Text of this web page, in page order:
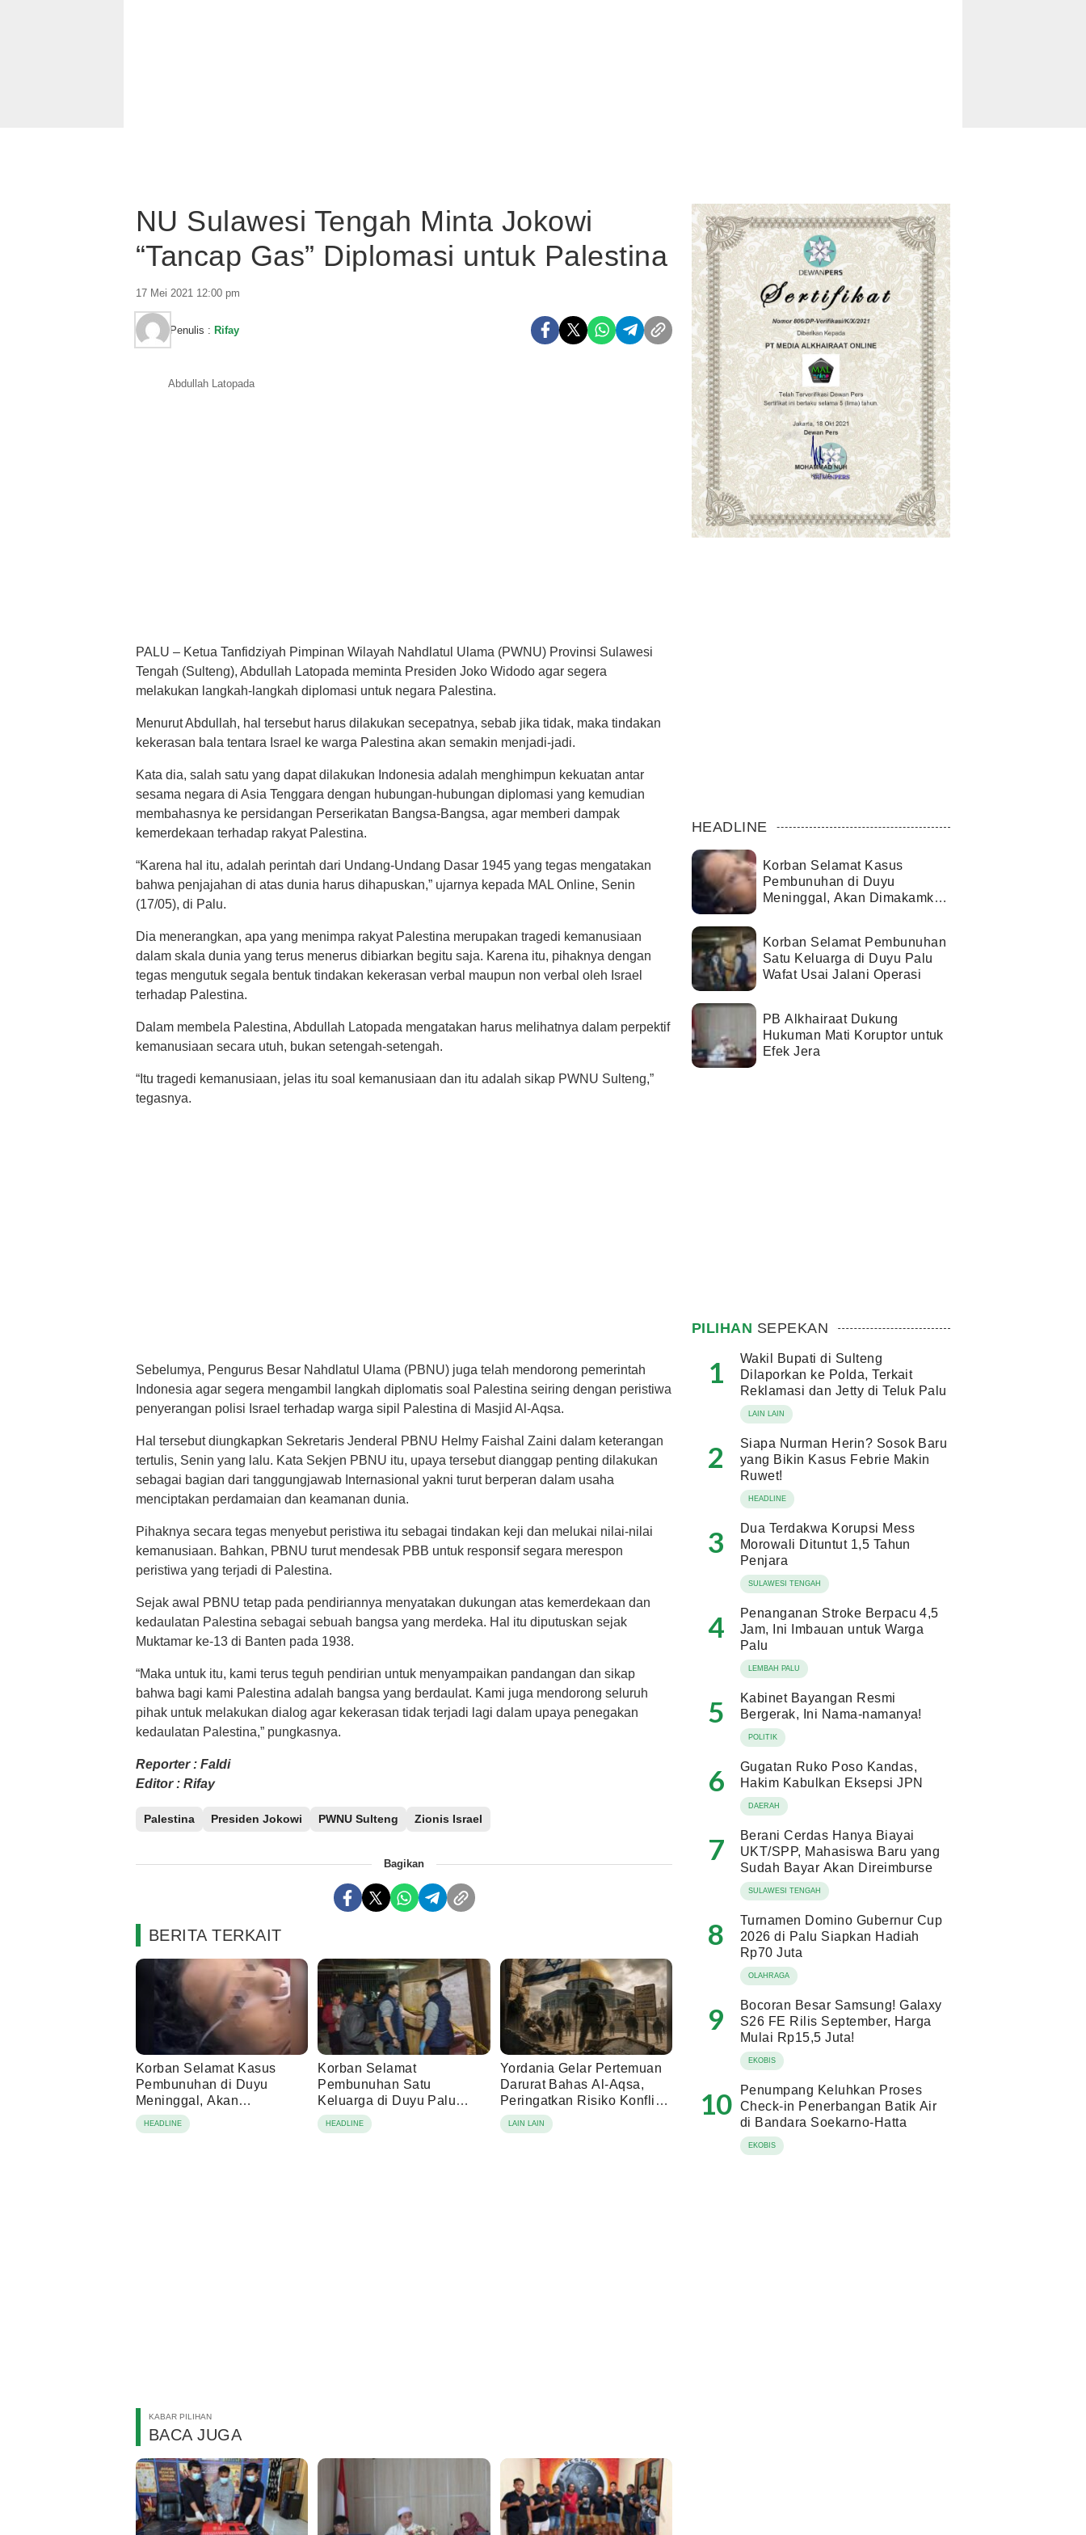
NU Sulawesi Tengah Minta Jokowi
“Tancap Gas” Diplomasi untuk Palestina
17 Mei 2021 12:00 pm
Penulis : Rifay
Abdullah Latopada
PALU – Ketua Tanfidziyah Pimpinan Wilayah Nahdlatul Ulama (PWNU) Provinsi Sulawesi
Tengah (Sulteng), Abdullah Latopada meminta Presiden Joko Widodo agar segera
melakukan langkah-langkah diplomasi untuk negara Palestina.
Menurut Abdullah, hal tersebut harus dilakukan secepatnya, sebab jika tidak, maka tindakan
kekerasan bala tentara Israel ke warga Palestina akan semakin menjadi-jadi.
Kata dia, salah satu yang dapat dilakukan Indonesia adalah menghimpun kekuatan antar
sesama negara di Asia Tenggara dengan hubungan-hubungan diplomasi yang kemudian
membahasnya ke persidangan Perserikatan Bangsa-Bangsa, agar memberi dampak
kemerdekaan terhadap rakyat Palestina.
“Karena hal itu, adalah perintah dari Undang-Undang Dasar 1945 yang tegas mengatakan
bahwa penjajahan di atas dunia harus dihapuskan,” ujarnya kepada MAL Online, Senin
(17/05), di Palu.
Dia menerangkan, apa yang menimpa rakyat Palestina merupakan tragedi kemanusiaan
dalam skala dunia yang terus menerus dibiarkan begitu saja. Karena itu, pihaknya dengan
tegas mengutuk segala bentuk tindakan kekerasan verbal maupun non verbal oleh Israel
terhadap Palestina.
Dalam membela Palestina, Abdullah Latopada mengatakan harus melihatnya dalam perpektif
kemanusiaan secara utuh, bukan setengah-setengah.
“Itu tragedi kemanusiaan, jelas itu soal kemanusiaan dan itu adalah sikap PWNU Sulteng,”
tegasnya.
Sebelumya, Pengurus Besar Nahdlatul Ulama (PBNU) juga telah mendorong pemerintah
Indonesia agar segera mengambil langkah diplomatis soal Palestina seiring dengan peristiwa
penyerangan polisi Israel terhadap warga sipil Palestina di Masjid Al-Aqsa.
Hal tersebut diungkapkan Sekretaris Jenderal PBNU Helmy Faishal Zaini dalam keterangan
tertulis, Senin yang lalu. Kata Sekjen PBNU itu, upaya tersebut dianggap penting dilakukan
sebagai bagian dari tanggungjawab Internasional yakni turut berperan dalam usaha
menciptakan perdamaian dan keamanan dunia.
Pihaknya secara tegas menyebut peristiwa itu sebagai tindakan keji dan melukai nilai-nilai
kemanusiaan. Bahkan, PBNU turut mendesak PBB untuk responsif segara merespon
peristiwa yang terjadi di Palestina.
Sejak awal PBNU tetap pada pendiriannya menyatakan dukungan atas kemerdekaan dan
kedaulatan Palestina sebagai sebuah bangsa yang merdeka. Hal itu diputuskan sejak
Muktamar ke-13 di Banten pada 1938.
“Maka untuk itu, kami terus teguh pendirian untuk menyampaikan pandangan dan sikap
bahwa bagi kami Palestina adalah bangsa yang berdaulat. Kami juga mendorong seluruh
pihak untuk melakukan dialog agar kekerasan tidak terjadi lagi dalam upaya penegakan
kedaulatan Palestina,” pungkasnya.
Reporter : Faldi
Editor : Rifay
Palestina Presiden Jokowi PWNU Sulteng Zionis Israel
Bagikan
BERITA TERKAIT
Korban Selamat Kasus
Pembunuhan di Duyu
Meninggal, Akan
Dimakamkan di Palopo
HEADLINE
Korban Selamat
Pembunuhan Satu
Keluarga di Duyu Palu
Wafat Usai Jalani Operasi
HEADLINE
Yordania Gelar Pertemuan
Darurat Bahas Al-Aqsa,
Peringatkan Risiko Konflik
Agama
LAIN LAIN
KABAR PILIHAN
BACA JUGA
HEADLINE
Korban Selamat Kasus
Pembunuhan di Duyu
Meninggal, Akan Dimakamkan
Korban Selamat Pembunuhan
Satu Keluarga di Duyu Palu
Wafat Usai Jalani Operasi
PB Alkhairaat Dukung
Hukuman Mati Koruptor untuk
Efek Jera
PILIHAN SEPEKAN
1
Wakil Bupati di Sulteng
Dilaporkan ke Polda, Terkait
Reklamasi dan Jetty di Teluk Palu
LAIN LAIN
2
Siapa Nurman Herin? Sosok Baru
yang Bikin Kasus Febrie Makin
Ruwet!
HEADLINE
3
Dua Terdakwa Korupsi Mess
Morowali Dituntut 1,5 Tahun
Penjara
SULAWESI TENGAH
4
Penanganan Stroke Berpacu 4,5
Jam, Ini Imbauan untuk Warga
Palu
LEMBAH PALU
5
Kabinet Bayangan Resmi
Bergerak, Ini Nama-namanya!
POLITIK
6
Gugatan Ruko Poso Kandas,
Hakim Kabulkan Eksepsi JPN
DAERAH
7
Berani Cerdas Hanya Biayai
UKT/SPP, Mahasiswa Baru yang
Sudah Bayar Akan Direimburse
SULAWESI TENGAH
8
Turnamen Domino Gubernur Cup
2026 di Palu Siapkan Hadiah
Rp70 Juta
OLAHRAGA
9
Bocoran Besar Samsung! Galaxy
S26 FE Rilis September, Harga
Mulai Rp15,5 Juta!
EKOBIS
10
Penumpang Keluhkan Proses
Check-in Penerbangan Batik Air
di Bandara Soekarno-Hatta
EKOBIS